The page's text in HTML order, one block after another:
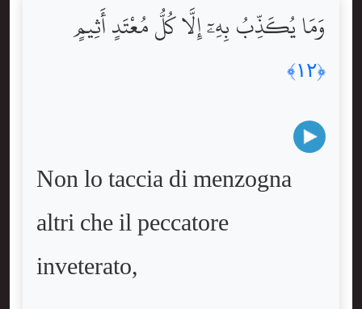
وَمَا يُكَذِّبُ بِهِۦٓ إِلَّا كُلُّ مُعْتَدٍ أَثِيمٍ
﴿١٢﴾
Non lo taccia di menzogna
altri che il peccatore
inveterato,